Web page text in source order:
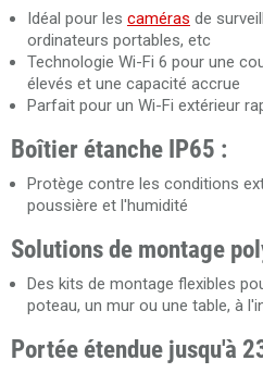
Idéal pour les caméras de
ordinateurs portables, etc
Technologie Wi-Fi 6 pour une
élevés et une capacité accrue
Parfait pour un Wi-Fi extérieur
Boîtier étanche IP65 :
Protège contre les conditions
poussière et l'humidité
Solutions de montage
Des kits de montage flexibles
poteau, un mur ou une table, à
Portée étendue jusqu'à